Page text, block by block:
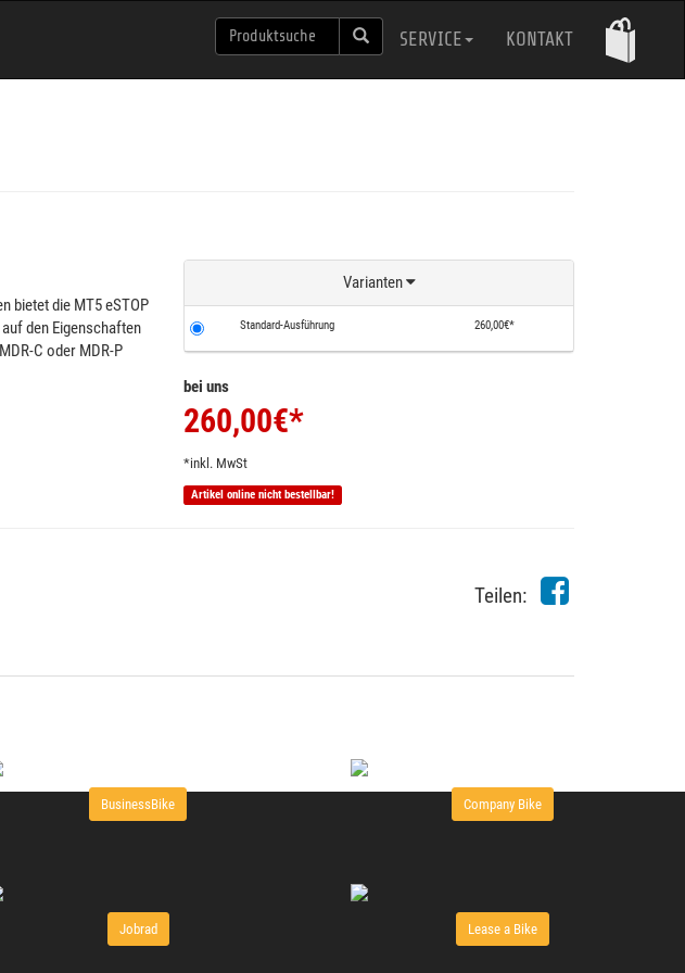
SERVICE KONTAKT
bietet die MT5 eSTOP
den Eigenschaften
C oder MDR-P
Varianten
Standard-Ausführung 260,00€*
bei uns
260,00€*
*inkl. MwSt
Artikel online nicht bestellbar!
Teilen:
BusinessBike Company Bike
Jobrad Lease a Bike